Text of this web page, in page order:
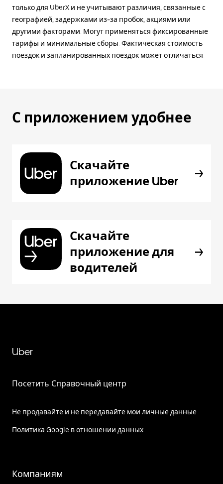
только для UberX и не учитывают различия, связанные с
географией, задержками из-за пробок, акциями или
другими факторами. Могут применяться фиксированные
тарифы и минимальные сборы. Фактическая стоимость
поездок и запланированных поездок может отличаться.
С приложением удобнее
Скачайте
приложение Uber
Скачайте
приложение для
водителей
Uber
Посетить Справочный центр
Не продавайте и не передавайте мои личные данные
Политика Google в отношении данных
Компаниям